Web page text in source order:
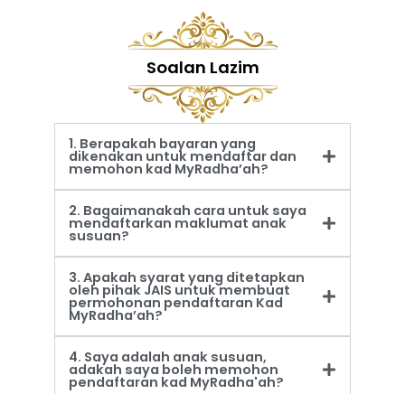
Soalan Lazim
1. Berapakah bayaran yang
dikenakan untuk mendaftar dan
memohon kad MyRadha’ah?
2. Bagaimanakah cara untuk saya
mendaftarkan maklumat anak
susuan?
3. Apakah syarat yang ditetapkan
oleh pihak JAIS untuk membuat
permohonan pendaftaran Kad
MyRadha’ah?
4. Saya adalah anak susuan,
adakah saya boleh memohon
pendaftaran kad MyRadha'ah?